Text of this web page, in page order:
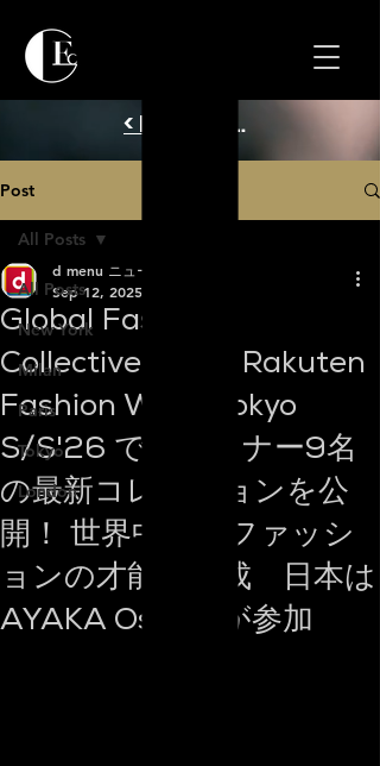
< Back to Home
Post
All Posts
New York
Milan
Paris
Tokyo
London
All Posts
Global Fashion
Collective 東京 Rakuten
Fashion Week Tokyo
S/S'26 でデザイナー9名
の最新コレクションを公
開！ 世界中からファッシ
ョンの才能を育成 日本は
AYAKA Oshita が参加
d menu ニュース
Sep 12, 2025